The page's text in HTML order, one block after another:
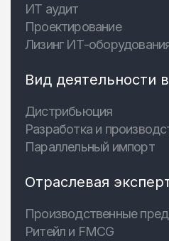
ИТ аудит
Проектирование
Лизинг ИТ-
Вид деятельности
Дистрибьюция
Разработка и
Параллельный импорт
Отраслевая
Производственные
Ритейл и FMCG